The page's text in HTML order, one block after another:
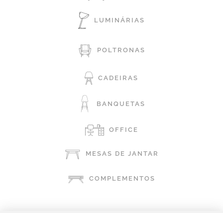
LUMINÁRIAS
POLTRONAS
CADEIRAS
BANQUETAS
OFFICE
MESAS DE JANTAR
COMPLEMENTOS